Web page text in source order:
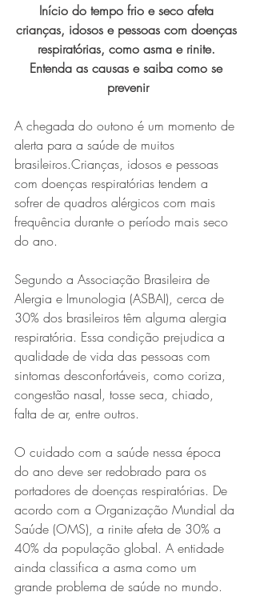
Série MPB abre temporada de
shows em Ipatinga com Flávio
Venturini
Início do tempo frio e seco afeta
crianças, idosos e pessoas com doenças
respiratórias, como asma e rinite.
Entenda as causas e saiba como se
prevenir
A chegada do outono é um momento de
alerta para a saúde de muitos
brasileiros.Crianças, idosos e pessoas
com doenças respiratórias tendem a
sofrer de quadros alérgicos com mais
frequência durante o período mais seco
do ano.
Segundo a Associação Brasileira de
Alergia e Imunologia (ASBAI), cerca de
30% dos brasileiros têm alguma alergia
respiratória. Essa condição prejudica a
qualidade de vida das pessoas com
sintomas desconfortáveis, como coriza,
congestão nasal, tosse seca, chiado,
falta de ar, entre outros.
O cuidado com a saúde nessa época
do ano deve ser redobrado para os
portadores de doenças respiratórias. De
acordo com a Organização Mundial da
Saúde (OMS), a rinite afeta de 30% a
40% da população global. A entidade
ainda classifica a asma como um
grande problema de saúde no mundo.